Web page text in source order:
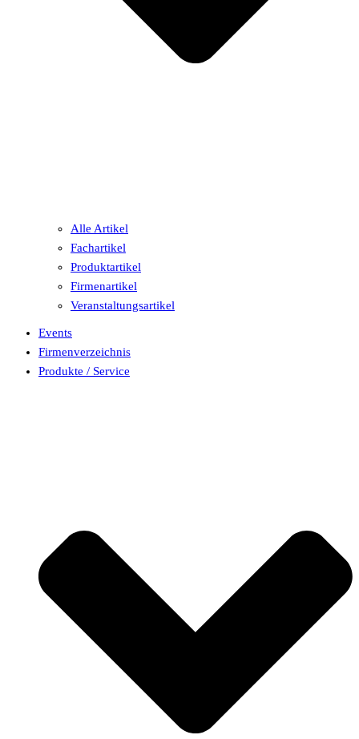
Alle Artikel
Fachartikel
Produktartikel
Firmenartikel
Veranstaltungsartikel
Events
Firmenverzeichnis
Produkte / Service